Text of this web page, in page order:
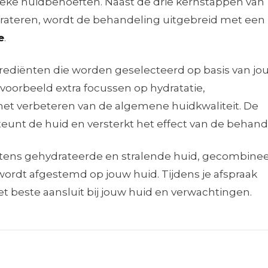
wordt de behandeling uitgebreid met een
.
die worden geselecteerd op basis van
extra focussen op hydratatie,
verbeteren van de algemene huidkwaliteit. De
de huid en versterkt het effect van de
gehydrateerde en stralende huid,
afgestemd op jouw huid. Tijdens je afspraak
beste aansluit bij jouw huid en verwachtingen.